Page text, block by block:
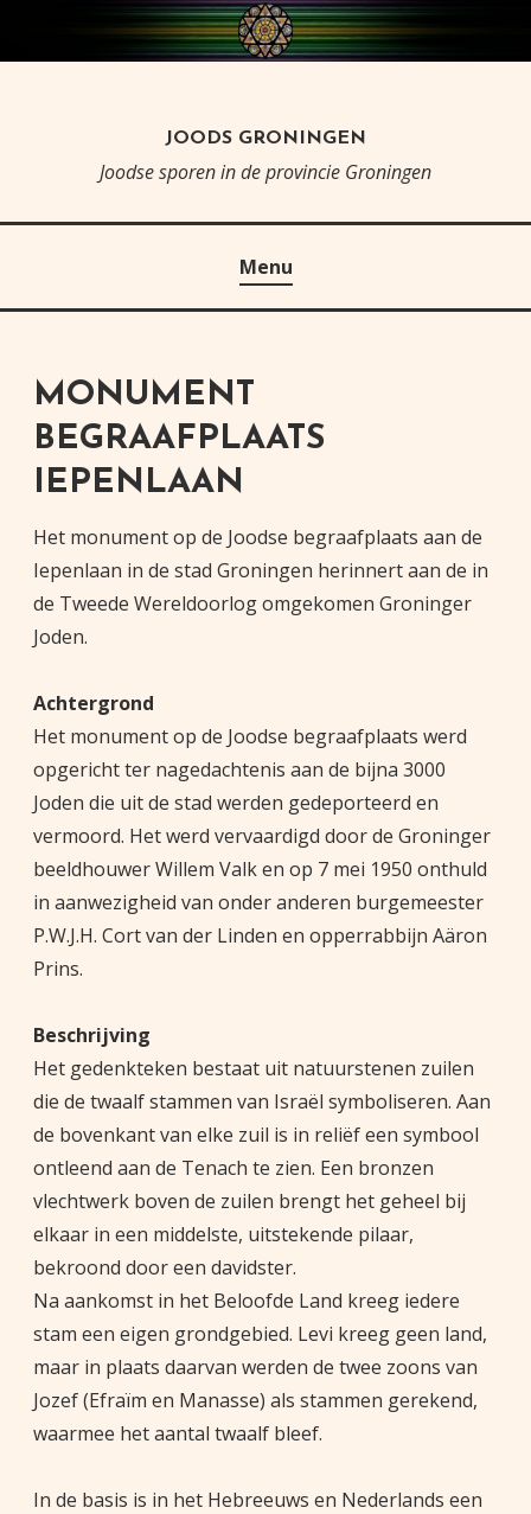
JOODS GRONINGEN
Joodse sporen in de provincie Groningen
Menu
MONUMENT
BEGRAAFPLAATS
IEPENLAAN
Het monument op de Joodse begraafplaats aan de
Iepenlaan in de stad Groningen herinnert aan de in
de Tweede Wereldoorlog omgekomen Groninger
Joden.
Achtergrond
Het monument op de Joodse begraafplaats werd
opgericht ter nagedachtenis aan de bijna 3000
Joden die uit de stad werden gedeporteerd en
vermoord. Het werd vervaardigd door de Groninger
beeldhouwer Willem Valk en op 7 mei 1950 onthuld
in aanwezigheid van onder anderen burgemeester
P.W.J.H. Cort van der Linden en opperrabbijn Aäron
Prins.
Beschrijving
Het gedenkteken bestaat uit natuurstenen zuilen
die de twaalf stammen van Israël symboliseren. Aan
de bovenkant van elke zuil is in reliëf een symbool
ontleend aan de Tenach te zien. Een bronzen
vlechtwerk boven de zuilen brengt het geheel bij
elkaar in een middelste, uitstekende pilaar,
bekroond door een davidster.
Na aankomst in het Beloofde Land kreeg iedere
stam een eigen grondgebied. Levi kreeg geen land,
maar in plaats daarvan werden de twee zoons van
Jozef (Efraïm en Manasse) als stammen gerekend,
waarmee het aantal twaalf bleef.
In de basis is in het Hebreeuws en Nederlands een